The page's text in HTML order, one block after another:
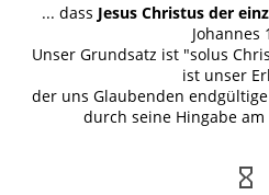
... dass Jesus Christus der
Johannes
Unser Grundsatz ist "solus
ist unser
der uns Glaubenden
durch seine Hingabe